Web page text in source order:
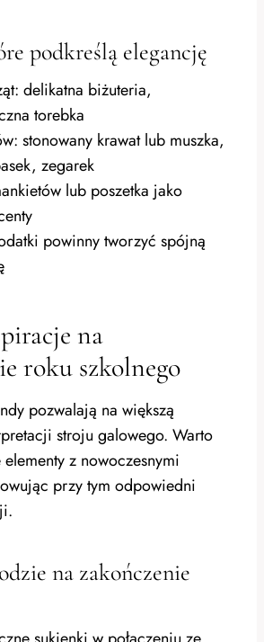
podkreślą elegancję
delikatna biżuteria,
torebka
stonowany krawat lub muszka,
zegarek
lub poszetka jako
powinny tworzyć spójną
na
roku szkolnego
pozwalają na większą
stroju galowego. Warto
elementy z nowoczesnymi
przy tym odpowiedni
na zakończenie